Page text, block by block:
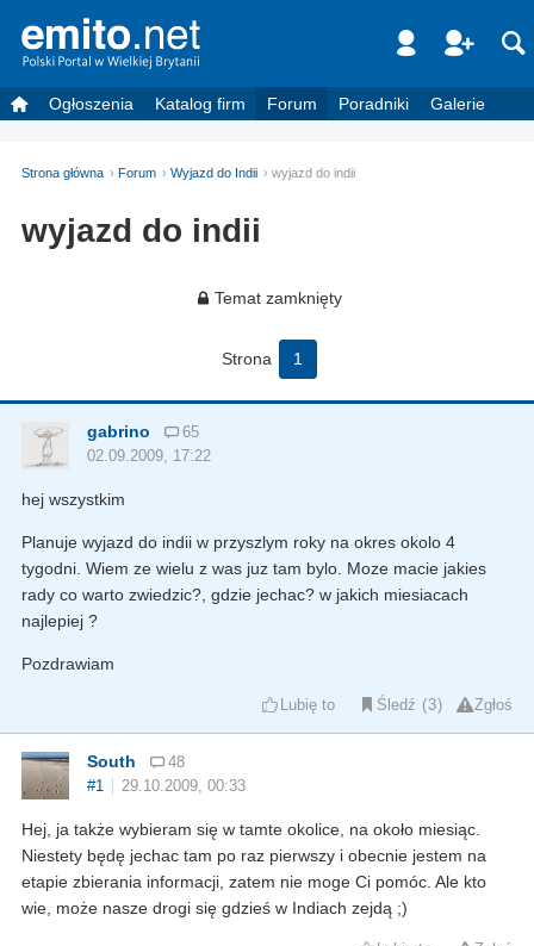
Ogłoszenia Katalog firm Forum Poradniki Galerie
Strona główna Forum Wyjazd do Indii wyjazd do indii
wyjazd do indii
Temat zamknięty
Strona 1
gabrino
65
02.09.2009, 17:22
hej wszystkim
Planuje wyjazd do indii w przyszlym roky na okres okolo 4
tygodni. Wiem ze wielu z was juz tam bylo. Moze macie jakies
rady co warto zwiedzic?, gdzie jechac? w jakich miesiacach
najlepiej ?
Pozdrawiam
Lubię to Śledź 3 Zgłoś
South
48
#1
29.10.2009, 00:33
Hej, ja także wybieram się w tamte okolice, na około miesiąc.
Niestety będę jechac tam po raz pierwszy i obecnie jestem na
etapie zbierania informacji, zatem nie moge Ci pomóc. Ale kto
wie, może nasze drogi się gdzieś w Indiach zejdą ;)